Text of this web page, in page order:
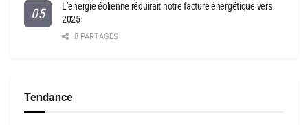
L’énergie éolienne réduirait notre facture énergétique vers
2025
8 PARTAGES
Tendance